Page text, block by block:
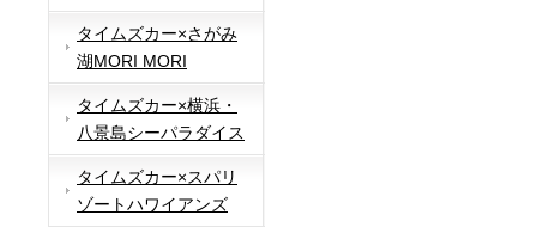
タイムズカー×さがみ
湖MORI MORI
タイムズカー×横浜・
八景島シーパラダイス
タイムズカー×スパリ
ゾートハワイアンズ